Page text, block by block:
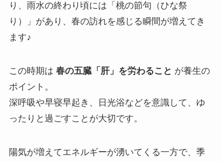
り、雨水の終わり頃には「桃の節句（ひな祭
り）」があり、春の訪れを感じる瞬間が増えてき
ます♪
この時期は 春の五臓「肝」を労わること が養生の
ポイント。
深呼吸や早寝早起き、日光浴などを意識して、ゆ
ったりと過ごすことが大切です。
陽気が増えてエネルギーが湧いてくる一方で、季